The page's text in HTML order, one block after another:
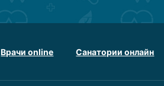
Врачи online Санатории онлайн